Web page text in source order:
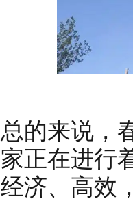
总的来说，
家正在进行
经济、高效